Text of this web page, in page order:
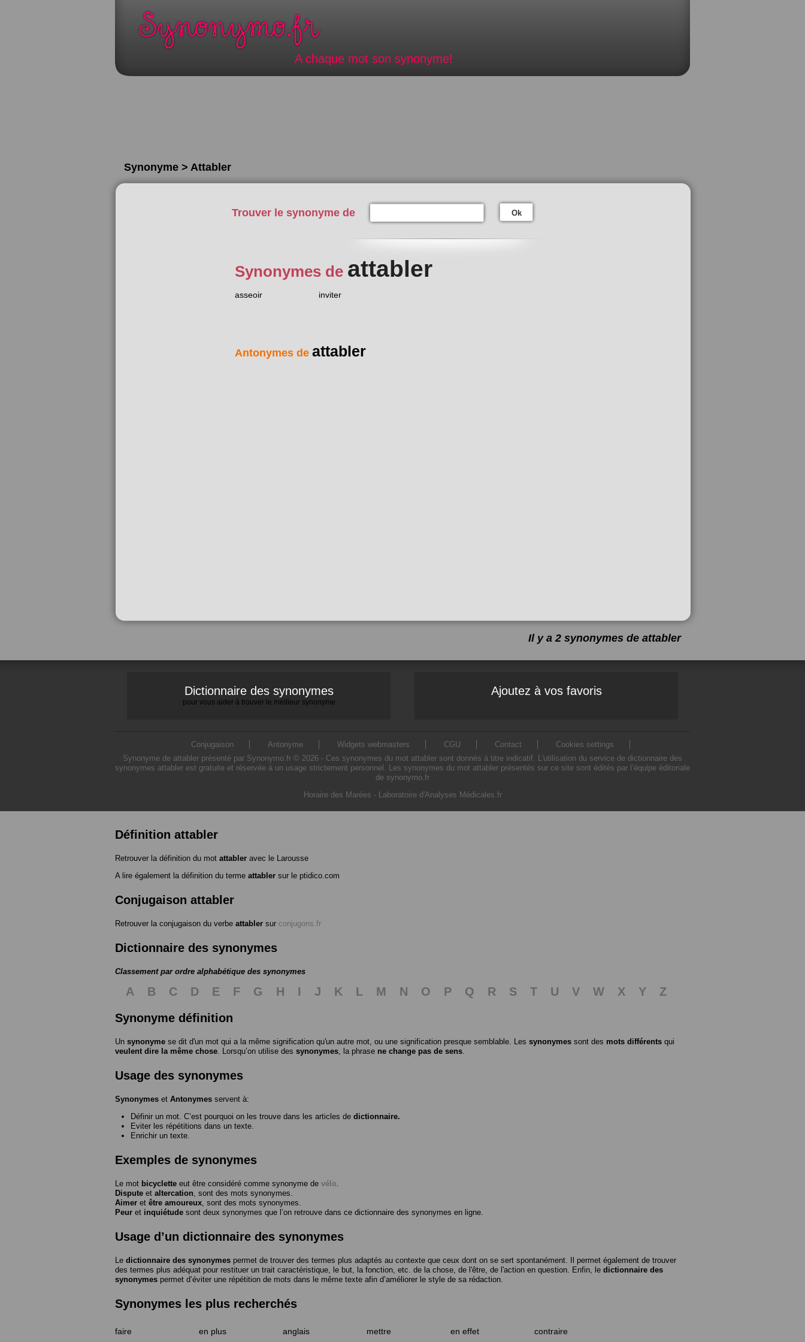
A chaque mot son synonyme!
Synonyme > Attabler
Trouver le synonyme de Ok
Synonymes de attabler
asseoir inviter
Antonymes de attabler
Il y a 2 synonymes de attabler
Dictionnaire des synonymes
pour vous aider à trouver le meilleur synonyme
Ajoutez à vos favoris
Conjugaison Antonyme Widgets webmasters CGU Contact
Cookies settings
Synonyme de attabler présenté par Synonymo.fr © 2026 - Ces synonymes du mot attabler sont donnés à titre indicatif. L'utilisation du service de dictionnaire des
synonymes attabler est gratuite et réservée à un usage strictement personnel. Les synonymes du mot attabler présentés sur ce site sont édités par l’équipe éditoriale
de synonymo.fr
Horaire des Marées - Laboratoire d'Analyses Médicales.fr
Définition attabler
Retrouver la définition du mot attabler avec le Larousse
A lire également la définition du terme attabler sur le ptidico.com
Conjugaison attabler
Retrouver la conjugaison du verbe attabler sur conjugons.fr
Dictionnaire des synonymes
Classement par ordre alphabétique des synonymes
A B C D E F G H I J K L M N O P Q R S T U V W X Y
Z
Synonyme définition
Un synonyme se dit d'un mot qui a la même signification qu'un autre mot, ou une signification presque semblable. Les synonymes sont des mots différents qui
veulent dire la même chose . Lorsqu’on utilise des synonymes , la phrase ne change pas de sens
Usage des synonymes
Synonymes et Antonymes servent à:
Définir un mot. C’est pourquoi on les trouve dans les articles de dictionnaire.
Eviter les répétitions dans un texte.
Enrichir un texte.
Exemples de synonymes
Le mot bicyclette eut être considéré comme synonyme de vélo
Dispute et altercation , sont des mots synonymes.
Aimer et être amoureux , sont des mots synonymes.
Peur et inquiétude sont deux synonymes que l’on retrouve dans ce dictionnaire des synonymes en ligne.
Usage d’un dictionnaire des synonymes
Le dictionnaire des synonymes permet de trouver des termes plus adaptés au contexte que ceux dont on se sert spontanément. Il permet également de trouver
des termes plus adéquat pour restituer un trait caractéristique, le but, la fonction, etc. de la chose, de l'être, de l'action en question. Enfin, le dictionnaire des
synonymes permet d’éviter une répétition de mots dans le même texte afin d’améliorer le style de sa rédaction.
Synonymes les plus recherchés
faire en plus anglais mettre en effet contraire